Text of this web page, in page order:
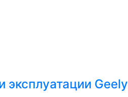
эксплуатации